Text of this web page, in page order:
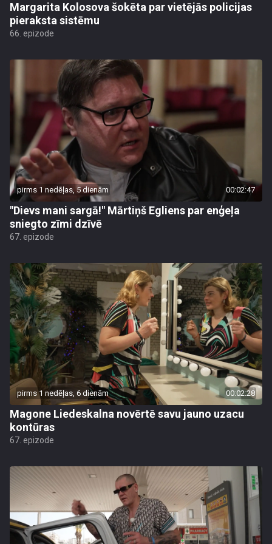
Margarita Kolosova šokēta par vietējās policijas
pieraksta sistēmu
66. epizode
pirms 1 nedēļas, 5 dienām 00:02:47
"Dievs mani sargā!" Mārtiņš Egliens par enģeļa
sniegto zīmi dzīvē
67. epizode
pirms 1 nedēļas, 6 dienām 00:02:28
Magone Liedeskalna novērtē savu jauno uzacu
kontūras
67. epizode